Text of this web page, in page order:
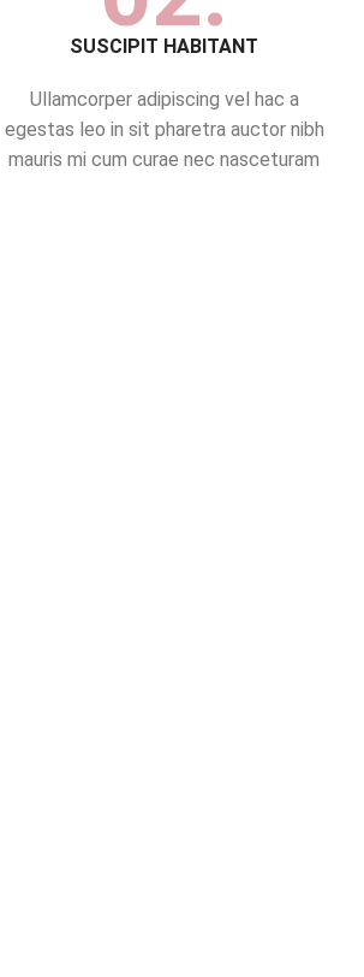
SUSCIPIT HABITANT
Ullamcorper adipiscing vel hac a
egestas leo in sit pharetra auctor nibh
mauris mi cum curae nec nasceturam